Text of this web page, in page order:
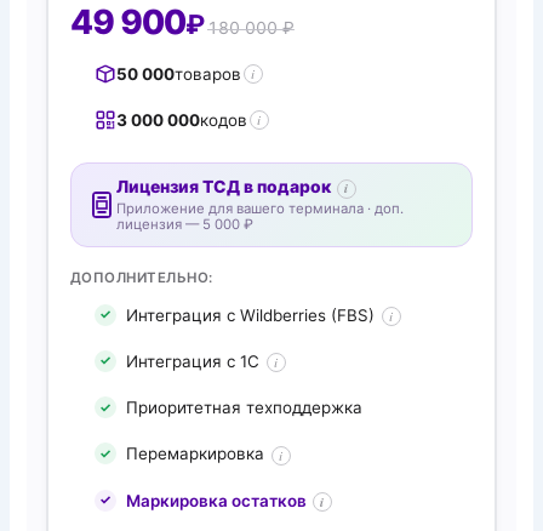
49 900₽180 000 ₽
50 000товаров i
3 000 000кодов i
Лицензия ТСД в подарок i
Приложение для вашего терминала · доп.
лицензия — 5 000 ₽
ДОПОЛНИТЕЛЬНО:
Интеграция с Wildberries (FBS) i
Интеграция с 1С i
Приоритетная техподдержка
Перемаркировка i
Маркировка остатков i